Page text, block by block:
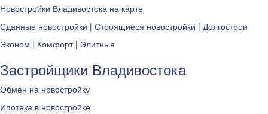
Новостройки Владивостока на карте
Сданные новостройки | Строящиеся новостройки | Долгострои
Эконом | Комфорт| Элитные
Застройщики Владивостока
Обмен на новостройку
Ипотека в новостройке